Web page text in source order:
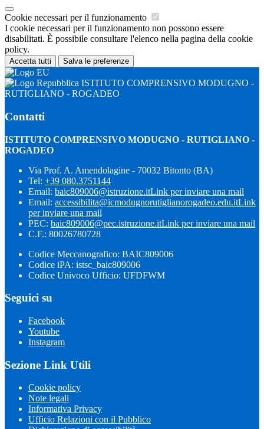
Cookie necessari per il funzionamento
I cookie necessari per il funzionamento non possono essere
disabilitati. È possibile consultare l'elenco nella pagina della cookie
policy.
Accetta tutti Salva le preferenze
ISTITUTO COMPRENSIVO MODUGNO -
RUTIGLIANO - ROGADEO
Contatti
ISTITUTO COMPRENSIVO MODUGNO - RUTIGLIANO -
ROGADEO
Via Prof. A. Amendolagine - 70032 Bitonto (BA)
Tel: +39 080.3751144
Email: baic809006@istruzione.itLink per inviare una mail
Email: accessibilita@icmodugnorutiglianorogadeo.edu.itLink
per inviare una mail
PEC: baic809006@pec.istruzione.itLink per inviare una mail
C.F.: 80026780728
Codice Meccanografico: BAIC809006
Codice iPA: istsc_baic809006
Codice Univoco Ufficio: UFDFWM
Seguici su
Facebook
Youtube
Instagram
Sezione Link Utili
Cookie policy
Note legali
Informativa Privacy
Ufficio Relazioni con il Pubblico